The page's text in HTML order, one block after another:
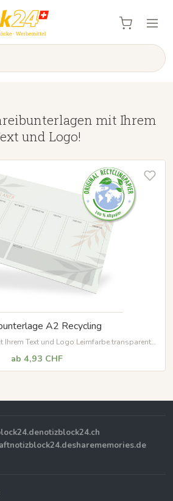
mit Ihrem
und Logo!
A2 Recycling
Text und Logo Leimfarbe transparent
ab 4,93 CHF
notizblock24.ch
sharememories.de